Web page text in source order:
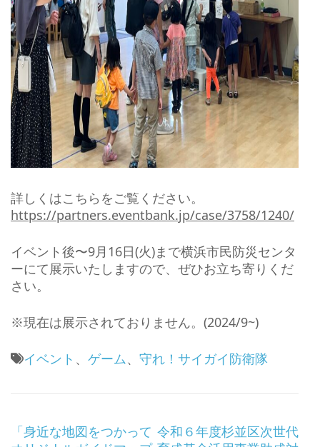
詳しくはこちらをご覧ください。
https://partners.eventbank.jp/case/3758/1240/
イベント後〜9月16日(火)まで横浜市民防災センタ
ーにて展示いたしますので、ぜひお立ち寄りくだ
さい。
※現在は展示されておりません。(2024/9~)
イベント 、 ゲーム、 守れ！サイガイ防衛隊
投
「身近な地図をつかって 令和６年度杉並区次世代